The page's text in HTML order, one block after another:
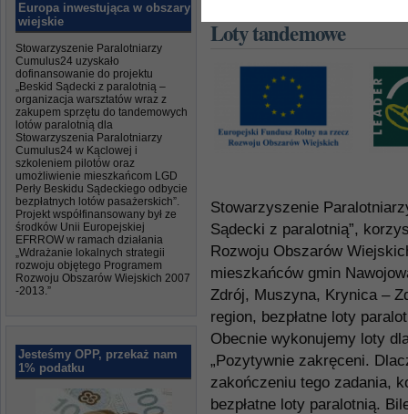
Europa inwestująca w obszary
wiejskie
Stowarzyszenie Paralotniarzy
Cumulus24 uzyskało
dofinansowanie do projektu
„Beskid Sądecki z paralotnią –
organizacja warsztatów wraz z
zakupem sprzętu do tandemowych
lotów paralotnią dla
Stowarzyszenia Paralotniarzy
Cumulus24 w Kąclowej i
szkoleniem pilotów oraz
umożliwienie mieszkańcom LGD
Perły Beskidu Sądeckiego odbycie
bezpłatnych lotów pasażerskich”.
Projekt współfinansowany był ze
środków Unii Europejskiej
EFRROW w ramach działania
„Wdrażanie lokalnych strategii
rozwoju objętego Programem
Rozwoju Obszarów Wiejskich 2007
-2013.”
Jesteśmy OPP, przekaż nam
1% podatku
Loty tandemowe
Stowarzyszenie
Sądecki z paralotnią”,
Rozwoju Obszarów
mieszkańców gmin
Zdrój, Muszyna, Krynica –
region, bezpłatne loty
Obecnie wykonujemy loty
„Pozytywnie zakręceni.
zakończeniu tego zadania,
bezpłatne loty paralotnią.